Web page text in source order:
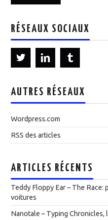
RÉSEAUX SOCIAUX
AUTRES RÉSEAUX
Wordpress.com
RSS des articles
ARTICLES RÉCENTS
Teddy Floppy Ear – The Race:
voitures
Nanotale – Typing Chronicles,